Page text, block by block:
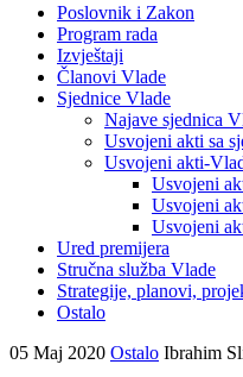
Poslovnik i Zakon
Program rada
Izvještaji
Članovi Vlade
Sjednice Vlade
Najave sjednica
Usvojeni akti sa
Usvojeni akti-
Usvojeni
Usvojeni
Usvojeni
Ured premijera
Stručna služba Vlade
Strategije, planovi,
Ostalo
05 Maj 2020 Ostalo Ibrahim